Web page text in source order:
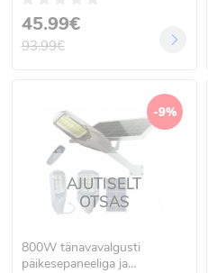
540W
45.99€
93.99€
-9%
AJUTISELT
OTSAS
800W tänavavalgusti
päikesepaneeliga ja